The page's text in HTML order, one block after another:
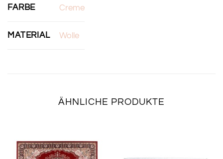
FARBE Creme
MATERIAL Wolle
ÄHNLICHE PRODUKTE